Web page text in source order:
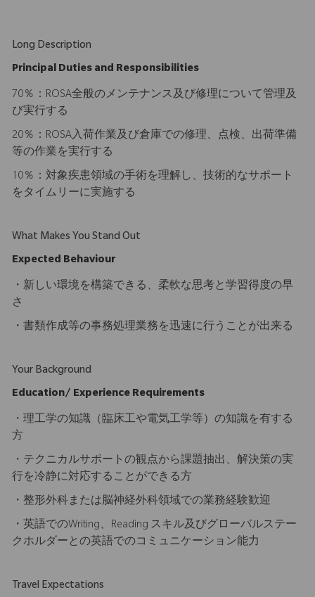
Long Description
Principal Duties and Responsibilities
70％：ROSA全般のメンテナンス及び修理について管理及
び実行する
20％：ROSA入荷作業及び倉庫での修理、点検、出荷準備
等の作業を実行する
10％：対象疾患領域の手術を理解し、技術的なサポート
をタイムリーに実施する
What Makes You Stand Out
Expected Behaviour
・新しい環境を構築できる、柔軟な思考と学習得度の早
さ
・書類作成等の事務処理業務を迅速に行うことが出来る
Your Background
Education/ Experience Requirements
・理工学の知識（臨床工や電気工学等）の知識を有する
方
・テクニカルサポートの観点から課題抽出、解決策の実
行を冷静に対応することができる方
・整形外科または脳神経外科領域での業務経験歓迎
・英語でのWriting、Reading スキル及びグローバルステー
クホルダーとの英語でのコミュニケーション能力
Travel Expectations